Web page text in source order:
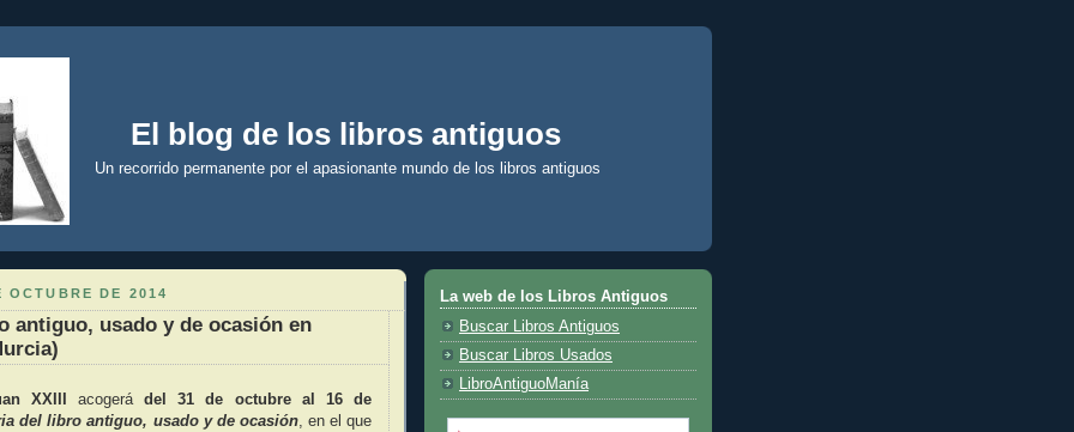
El blog de los libros antiguos
Un recorrido permanente por el apasionante mundo de los libros antiguos
OCTUBRE DE 2014
antiguo, usado y de ocasión en
XXIII acogerádel 31 de octubre al 16 de
del libro antiguo, usado y de ocasión, en el que
La web de los Libros Antiguos
Buscar Libros Antiguos
Buscar Libros Usados
LibroAntiguoManía